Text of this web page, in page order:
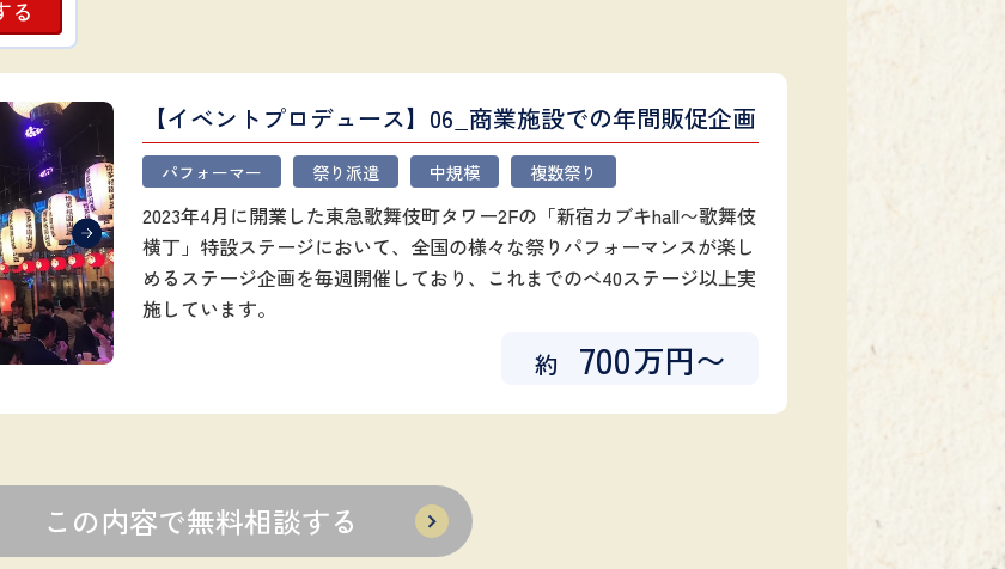
る
【イベントプロデュース】06_商業施設での年間販促企画
パフォーマー 祭り派遣 中規模 複数祭り
2023年4月に開業した東急歌舞伎町タワー2Fの「新宿カブキhall〜歌舞伎
横丁」特設ステージにおいて、全国の様々な祭りパフォーマンスが楽し
めるステージ企画を毎週開催しており、これまでのべ40ステージ以上実
施しています。
約 700万円〜